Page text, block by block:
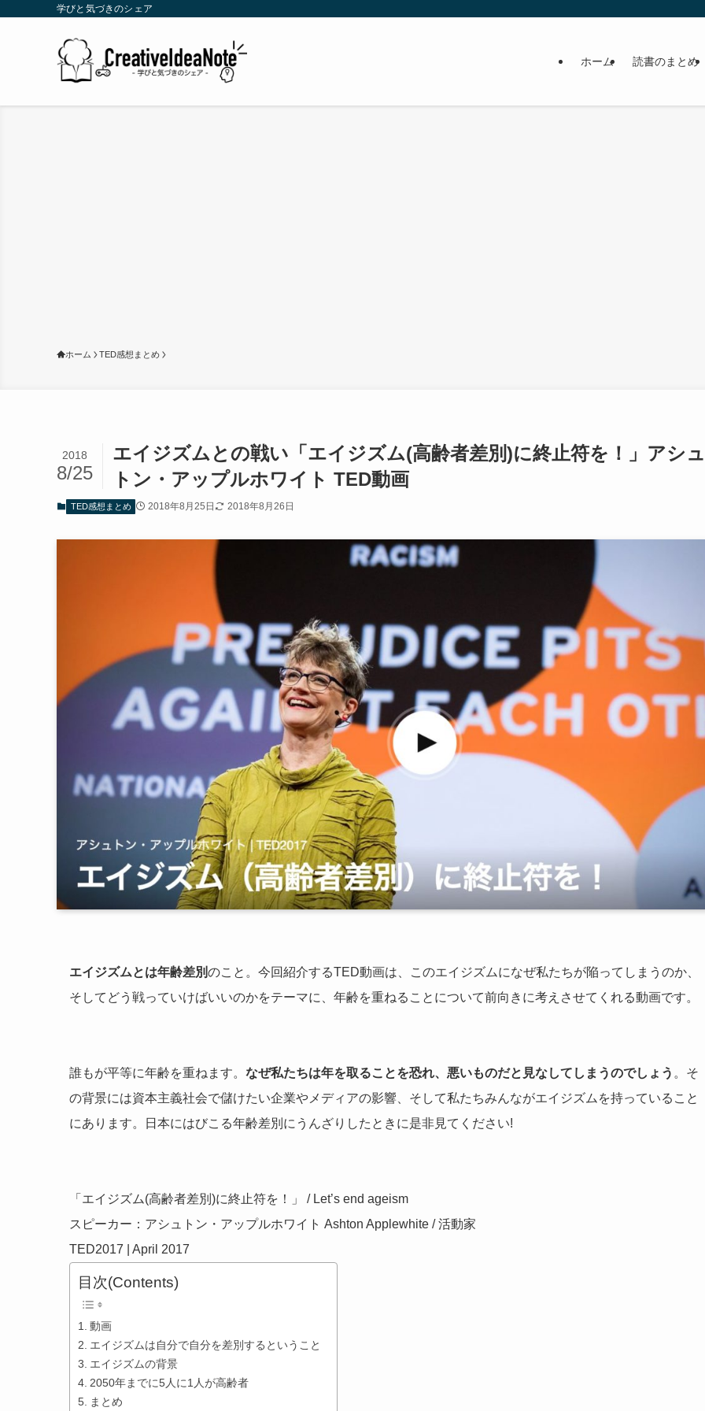
学びと気づきのシェア
ホーム 読書のまとめ
ホーム TED感想まとめ
エイジズムとの戦い「エイジズム(高齢者差別)に終止符を！」アシュ
トン・アップルホワイト TED動画
2018
8/25
TED感想まとめ 2018年8月25日 2018年8月26日
エイジズムとは年齢差別のこと。今回紹介するTED動画は、このエイジズムになぜ私たちが陥ってしまうのか、
そしてどう戦っていけばいいのかをテーマに、年齢を重ねることについて前向きに考えさせてくれる動画です。
誰もが平等に年齢を重ねます。 なぜ私たちは年を取ることを恐れ、悪いものだと見なしてしまうのでしょう 。そ
の背景には資本主義社会で儲けたい企業やメディアの影響、そして私たちみんながエイジズムを持っていること
にあります。日本にはびこる年齢差別にうんざりしたときに是非見てください!
「エイジズム(高齢者差別)に終止符を！」 / Let’s end ageism
スピーカー：アシュトン・アップルホワイト Ashton Applewhite / 活動家
TED2017 | April 2017
目次(Contents)
動画
エイジズムは自分で自分を差別するということ
エイジズムの背景
2050年までに5人に1人が高齢者
まとめ